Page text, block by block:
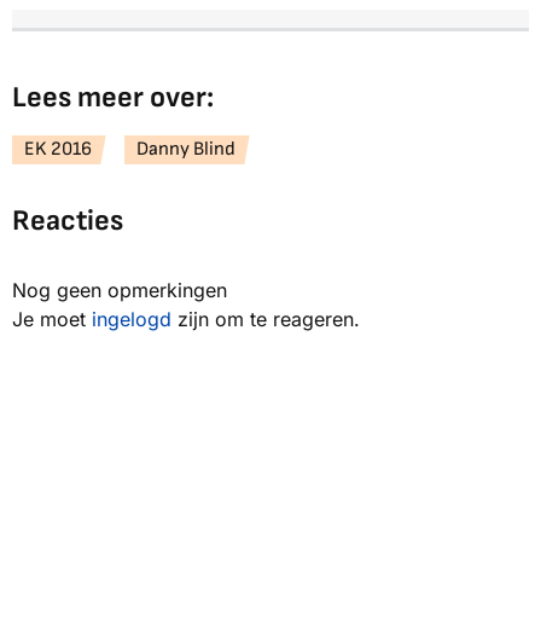
Lees meer over:
EK 2016 Danny Blind
Reacties
Nog geen opmerkingen
Je moet ingelogd zijn om te reageren.